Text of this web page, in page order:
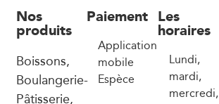
Nos
produits
Boissons,
Boulangerie-
Pâtisserie,
Paiement
Application
mobile
Espèce
Les
horaires
Lundi,
mardi,
mercredi,